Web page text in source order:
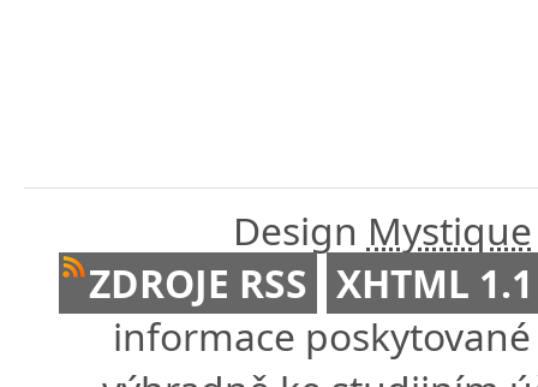
Design Mystique
ZDROJE RSS XHTML 1.1
informace